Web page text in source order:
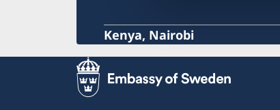
Kenya, Nairobi